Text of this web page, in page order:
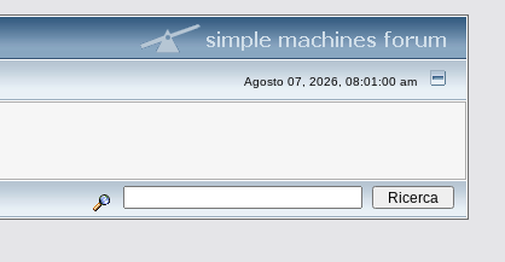
Agosto 07, 2026, 08:01:00 am